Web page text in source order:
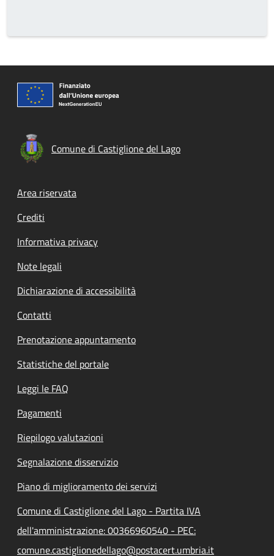
Comune di Castiglione del Lago
Footer menu
Area riservata
Crediti
Informativa privacy
Note legali
Dichiarazione di accessibilità
Contatti
Prenotazione appuntamento
Statistiche del portale
Leggi le FAQ
Pagamenti
Riepilogo valutazioni
Segnalazione disservizio
Piano di miglioramento dei servizi
Comune di Castiglione del Lago - Partita IVA
dell'amministrazione: 00366960540 - PEC:
comune.castiglionedellago@postacert.umbria.it